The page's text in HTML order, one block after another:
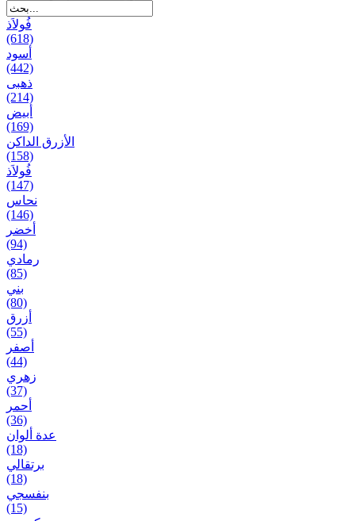
فُولاَذ
(618)
أسود
(442)
ذهبی
(214)
أبيض
(169)
الأزرق الداكن
(158)
فُولاَذ
(147)
نحاس
(146)
أخضر
(94)
رمادي
(85)
بني
(80)
أزرق
(55)
أصفر
(44)
زهري
(37)
أحمر
(36)
عدة ألوان
(18)
برتقالي
(18)
بنفسجي
(15)